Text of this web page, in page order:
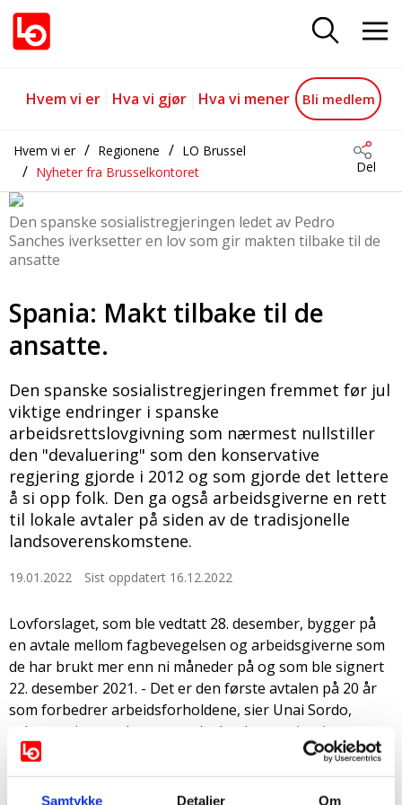
Samtykke Detaljer Om
Spania: Makt tilbake til de
Gå til hovedinnhold
Gå til navigasjon
Hvem vi er Hva vi gjør Hva vi mener Bli medlem
Hvem vi er Regionene
LO Brussel
Nyheter fra Brusselkontoret
Del
Den spanske sosialistregjeringen ledet av Pedro
Sanches iverksetter en lov som gir makten tilbake til de
ansatte
Spania: Makt tilbake til de
ansatte.
Den spanske sosialistregjeringen fremmet før jul
viktige endringer i spanske
arbeidsrettslovgivning som nærmest nullstiller
den "devaluering" som den konservative
regjering gjorde i 2012 og som gjorde det lettere
å si opp folk. Den ga også arbeidsgiverne en rett
til lokale avtaler på siden av de tradisjonelle
landsoverenskomstene.
19.01.2022 Sist oppdatert 16.12.2022
Lovforslaget, som ble vedtatt 28. desember, bygger på
en avtale mellom fagbevegelsen og arbeidsgiverne som
de har brukt mer enn ni måneder på og som ble signert
22. desember 2021. - Det er den første avtalen på 20 år
som forbedrer arbeidsforholdene, sier Unai Sordo,
sekretær i en av de to spanske landsorganisasjonene
(CCOO). Han betegner avtalen som svært ambisiøs og
omfatter oppsigelsesregler slik at dette ikke lenger er
første utveg i en krise, men med muligheter for nedsatt